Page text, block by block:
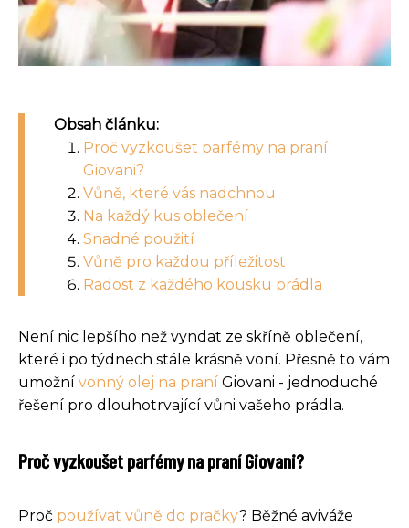
Obsah článku:
Proč vyzkoušet parfémy na praní
Giovani?
Vůně, které vás nadchnou
Na každý kus oblečení
Snadné použití
Vůně pro každou příležitost
Radost z každého kousku prádla
Není nic lepšího než vyndat ze skříně oblečení,
které i po týdnech stále krásně voní. Přesně to vám
umožní vonný olej na praní Giovani - jednoduché
řešení pro dlouhotrvající vůni vašeho prádla.
Proč vyzkoušet parfémy na praní Giovani?
Proč používat vůně do pračky? Běžné aviváže